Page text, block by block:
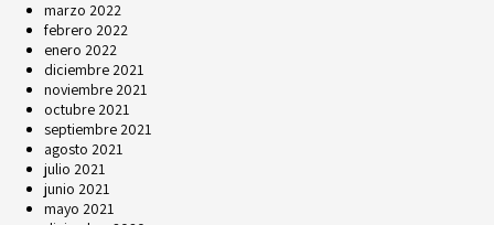
marzo 2022
febrero 2022
enero 2022
diciembre 2021
noviembre 2021
octubre 2021
septiembre 2021
agosto 2021
julio 2021
junio 2021
mayo 2021